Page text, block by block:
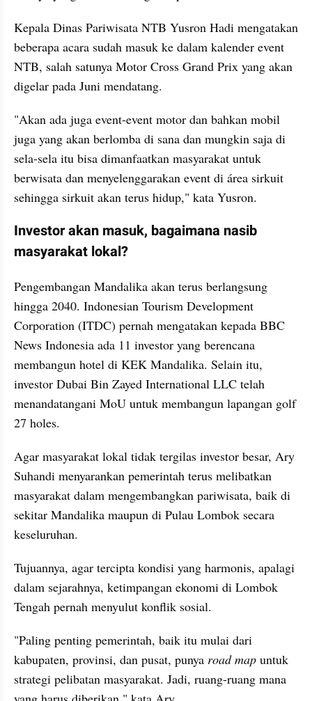
Kepala Dinas Pariwisata NTB Yusron Hadi mengatakan
beberapa acara sudah masuk ke dalam kalender event
NTB, salah satunya Motor Cross Grand Prix yang akan
digelar pada Juni mendatang.
"Akan ada juga event-event motor dan bahkan mobil
juga yang akan berlomba di sana dan mungkin saja di
sela-sela itu bisa dimanfaatkan masyarakat untuk
berwisata dan menyelenggarakan event di área sirkuit
sehingga sirkuit akan terus hidup," kata Yusron.
Investor akan masuk, bagaimana nasib
masyarakat lokal?
Pengembangan Mandalika akan terus berlangsung
hingga 2040. Indonesian Tourism Development
Corporation (ITDC) pernah mengatakan kepada BBC
News Indonesia ada 11 investor yang berencana
membangun hotel di KEK Mandalika. Selain itu,
investor Dubai Bin Zayed International LLC telah
menandatangani MoU untuk membangun lapangan golf
27 holes.
Agar masyarakat lokal tidak tergilas investor besar, Ary
Suhandi menyarankan pemerintah terus melibatkan
masyarakat dalam mengembangkan pariwisata, baik di
sekitar Mandalika maupun di Pulau Lombok secara
keseluruhan.
Tujuannya, agar tercipta kondisi yang harmonis, apalagi
dalam sejarahnya, ketimpangan ekonomi di Lombok
Tengah pernah menyulut konflik sosial.
"Paling penting pemerintah, baik itu mulai dari
kabupaten, provinsi, dan pusat, punya road map untuk
strategi pelibatan masyarakat. Jadi, ruang-ruang mana